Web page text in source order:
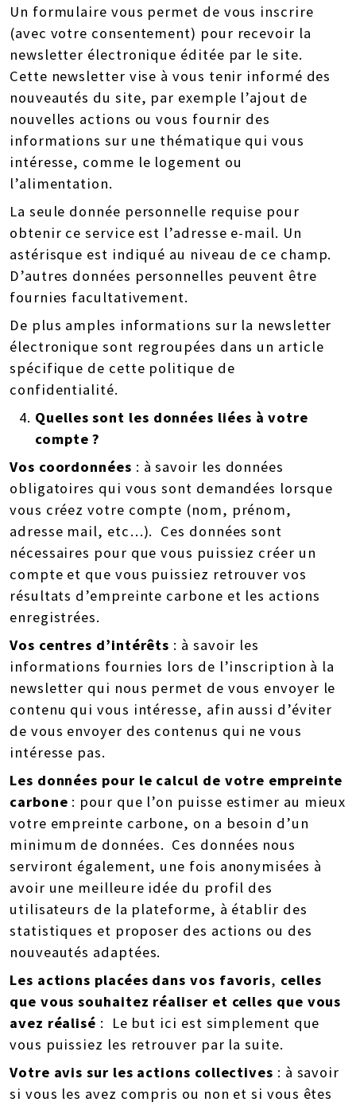
Un formulaire vous permet de vous inscrire
(avec votre consentement) pour recevoir la
newsletter électronique éditée par le site.
Cette newsletter vise à vous tenir informé des
nouveautés du site, par exemple l’ajout de
nouvelles actions ou vous fournir des
informations sur une thématique qui vous
intéresse, comme le logement ou
l’alimentation.
La seule donnée personnelle requise pour
obtenir ce service est l’adresse e-mail. Un
astérisque est indiqué au niveau de ce champ.
D’autres données personnelles peuvent être
fournies facultativement.
De plus amples informations sur la newsletter
électronique sont regroupées dans un article
spécifique de cette politique de
confidentialité.
Quelles sont les données liées à votre
compte ?
Vos coordonnées : à savoir les données
obligatoires qui vous sont demandées lorsque
vous créez votre compte (nom, prénom,
adresse mail, etc…). Ces données sont
nécessaires pour que vous puissiez créer un
compte et que vous puissiez retrouver vos
résultats d’empreinte carbone et les actions
enregistrées.
Vos centres d’intérêts : à savoir les
informations fournies lors de l’inscription à la
newsletter qui nous permet de vous envoyer le
contenu qui vous intéresse, afin aussi d’éviter
de vous envoyer des contenus qui ne vous
intéresse pas.
Les données pour le calcul de votre empreinte
carbone : pour que l’on puisse estimer au mieux
votre empreinte carbone, on a besoin d’un
minimum de données. Ces données nous
serviront également, une fois anonymisées à
avoir une meilleure idée du profil des
utilisateurs de la plateforme, à établir des
statistiques et proposer des actions ou des
nouveautés adaptées.
Les actions placées dans vos favoris, celles
que vous souhaitez réaliser et celles que vous
avez réalisé : Le but ici est simplement que
vous puissiez les retrouver par la suite.
Votre avis sur les actions collectives : à savoir
si vous les avez compris ou non et si vous êtes